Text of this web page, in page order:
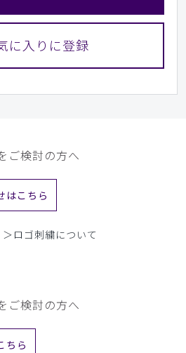
ご検討の方へ
はこちら
＞ロゴ刺繍について
ご検討の方へ
ちら